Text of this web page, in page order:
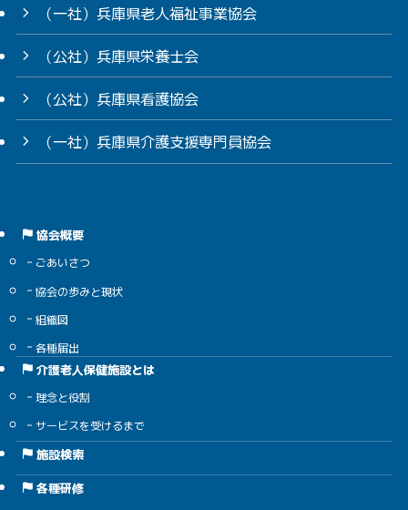
（一社）兵庫県老人福祉事業協会
（公社）兵庫県栄養士会
（公社）兵庫県看護協会
（一社）兵庫県介護支援専門員協会
協会概要
ごあいさつ
協会の歩みと現状
組織図
各種届出
介護老人保健施設とは
理念と役割
サービスを受けるまで
施設検索
各種研修